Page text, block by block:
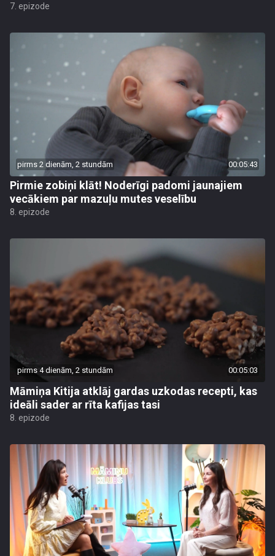
7. epizode
pirms 2 dienām, 2 stundām 00:05:43
Pirmie zobiņi klāt! Noderīgi padomi jaunajiem
vecākiem par mazuļu mutes veselību
8. epizode
pirms 4 dienām, 2 stundām 00:05:03
Māmiņa Kitija atklāj gardas uzkodas recepti, kas
ideāli sader ar rīta kafijas tasi
8. epizode